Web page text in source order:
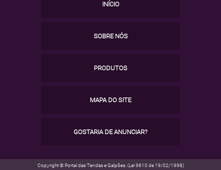
INÍCIO
SOBRE NÓS
PRODUTOS
MAPA DO SITE
GOSTARIA DE ANUNCIAR?
Copyright © Portal das Tendas e Galpões. (Lei 9610 de 19/02/1998)